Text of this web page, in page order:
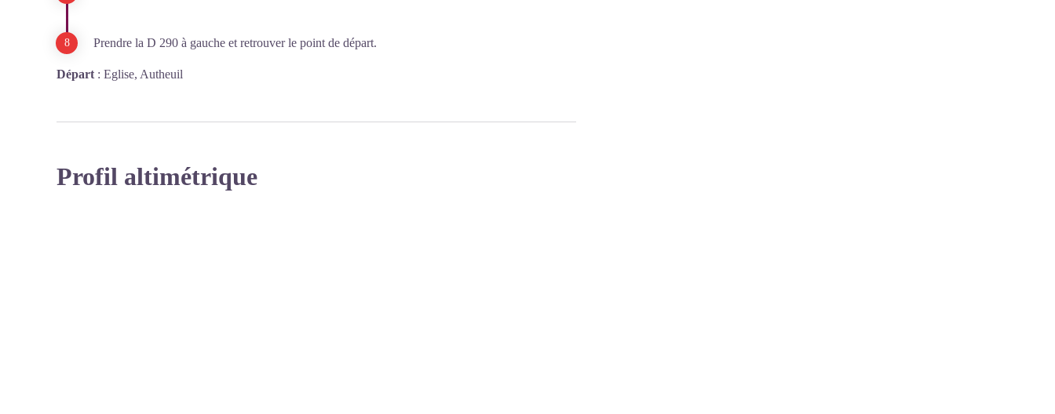
Prendre la D 290 à gauche et retrouver le point de départ.
Départ : Eglise, Autheuil
Profil altimétrique